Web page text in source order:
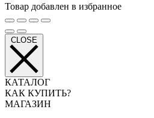
Товар добавлен в избранное
CLOSE
КАТАЛОГ
КАК КУПИТЬ?
МАГАЗИН